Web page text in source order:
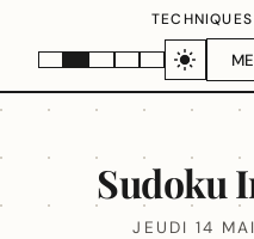
Sudoku
JEUDI 14